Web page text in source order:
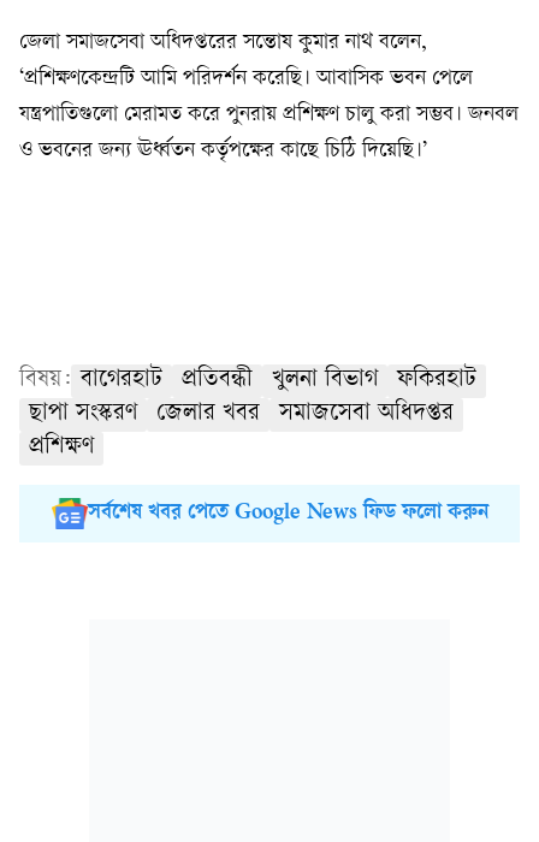
জেলা সমাজসেবা অধিদপ্তরের সন্তোষ কুমার নাথ বলেন,
‘প্রশিক্ষণকেন্দ্রটি আমি পরিদর্শন করেছি। আবাসিক ভবন পেলে
যন্ত্রপাতিগুলো মেরামত করে পুনরায় প্রশিক্ষণ চালু করা সম্ভব। জনবল
ও ভবনের জন্য ঊর্ধ্বতন কর্তৃপক্ষের কাছে চিঠি দিয়েছি।’
বিষয়: বাগেরহাট প্রতিবন্ধী খুলনা বিভাগ
ফকিরহাট
ছাপা সংস্করণ
জেলার খবর
সমাজসেবা অধিদপ্তর
প্রশিক্ষণ
সর্বশেষ খবর পেতে Google News ফিড ফলো করুন